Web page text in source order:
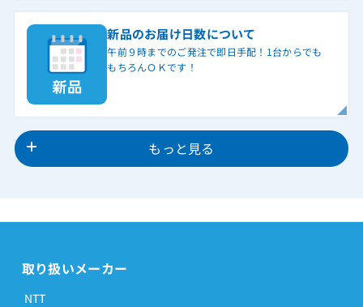
新品のお届け日数について
午前９時までのご発注で即日手配！1台からでも
もちろんＯＫです！
もっと見る
取り扱いメーカー
NTT